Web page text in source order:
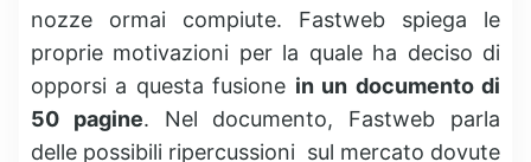
nozze ormai compiute. Fastweb spiega le
proprie motivazioni per la quale ha deciso di
opporsi a questa fusione in un documento di
50 pagine. Nel documento, Fastweb parla
delle possibili ripercussioni sul mercato dovute